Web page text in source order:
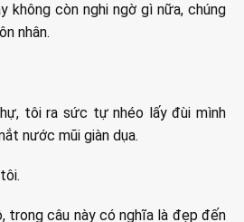
không còn nghi ngờ gì nữa, chúng
nhân.
tôi ra sức tự nhéo lấy đùi mình
nước mũi giàn dụa.
trong câu này có nghĩa là đẹp đến